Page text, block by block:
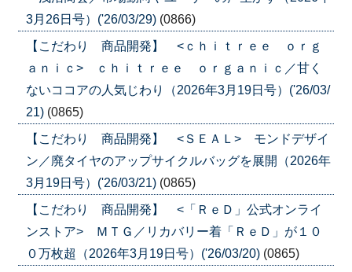
3月26日号）('26/03/29) (0866)
【こだわり 商品開発】 <ｃｈｉｔｒｅｅ ｏｒｇ
ａｎｉｃ> ｃｈｉｔｒｅｅ ｏｒｇａｎｉｃ／甘く
ないココアの人気じわり（2026年3月19日号）('26/03/
21) (0865)
【こだわり 商品開発】 <ＳＥＡＬ> モンドデザイ
ン／廃タイヤのアップサイクルバッグを展開（2026年
3月19日号）('26/03/21) (0865)
【こだわり 商品開発】 <「ＲｅＤ」公式オンライ
ンストア> ＭＴＧ／リカバリー着「ＲｅＤ」が１０
０万枚超（2026年3月19日号）('26/03/20) (0865)